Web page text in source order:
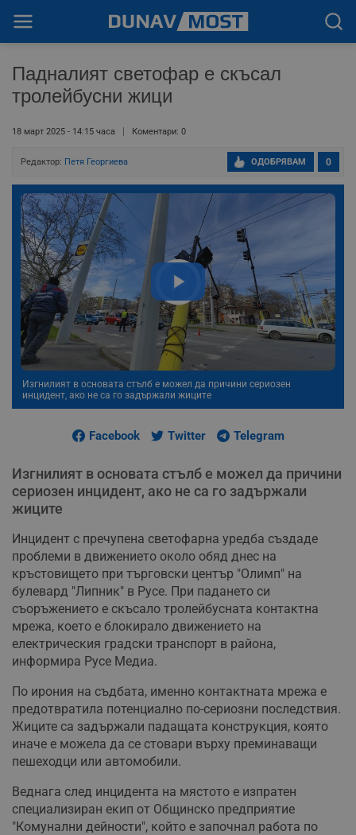
Падналият светофар е скъсал
тролейбусни жици
18 март 2025 - 14:15 часа Коментари: 0
Редактор: Петя Георгиева 0
ОДОБРЯВАМ
Изгнилият в основата стълб е можел да причини сериозен
инцидент, ако не са го задържали жиците
Facebook Twitter Telegram
Изгнилият в основата стълб е можел да причини
сериозен инцидент, ако не са го задържали
жиците
Инцидент с пречупена светофарна уредба създаде
проблеми в движението около обяд днес на
кръстовището при търговски център "Олимп" на
булевард "Липник" в Русе. При падането си
съоръжението е скъсало тролейбусната контактна
мрежа, което е блокирало движението на
електрическия градски транспорт в района,
информира Русе Медиа.
По ирония на съдбата, именно контактната мрежа е
предотвратила потенциално по-сериозни последствия.
Жиците са задържали падащата конструкция, която
иначе е можела да се стовари върху преминаващи
пешеходци или автомобили.
Веднага след инцидента на мястото е изпратен
специализиран екип от Общинско предприятие
"Комунални дейности", който е започнал работа по